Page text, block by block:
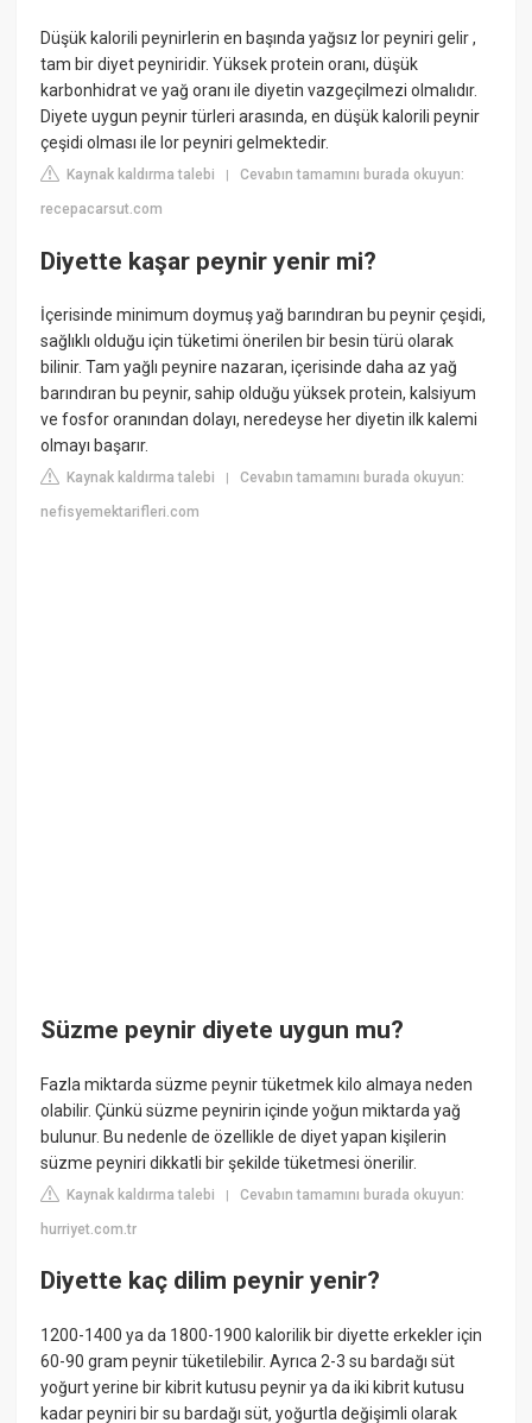
Düşük kalorili peynirlerin en başında yağsız lor peyniri gelir ,
tam bir diyet peyniridir. Yüksek protein oranı, düşük
karbonhidrat ve yağ oranı ile diyetin vazgeçilmezi olmalıdır.
Diyete uygun peynir türleri arasında, en düşük kalorili peynir
çeşidi olması ile lor peyniri gelmektedir.
Kaynak kaldırma talebi |Cevabın tamamını burada okuyun:
recepacarsut.com
Diyette kaşar peynir yenir mi?
İçerisinde minimum doymuş yağ barındıran bu peynir çeşidi,
sağlıklı olduğu için tüketimi önerilen bir besin türü olarak
bilinir. Tam yağlı peynire nazaran, içerisinde daha az yağ
barındıran bu peynir, sahip olduğu yüksek protein, kalsiyum
ve fosfor oranından dolayı, neredeyse her diyetin ilk kalemi
olmayı başarır.
Kaynak kaldırma talebi |Cevabın tamamını burada okuyun:
nefisyemektarifleri.com
Süzme peynir diyete uygun mu?
Fazla miktarda süzme peynir tüketmek kilo almaya neden
olabilir. Çünkü süzme peynirin içinde yoğun miktarda yağ
bulunur. Bu nedenle de özellikle de diyet yapan kişilerin
süzme peyniri dikkatli bir şekilde tüketmesi önerilir.
Kaynak kaldırma talebi |Cevabın tamamını burada okuyun:
hurriyet.com.tr
Diyette kaç dilim peynir yenir?
1200-1400 ya da 1800-1900 kalorilik bir diyette erkekler için
60-90 gram peynir tüketilebilir. Ayrıca 2-3 su bardağı süt
yoğurt yerine bir kibrit kutusu peynir ya da iki kibrit kutusu
kadar peyniri bir su bardağı süt, yoğurtla değişimli olarak